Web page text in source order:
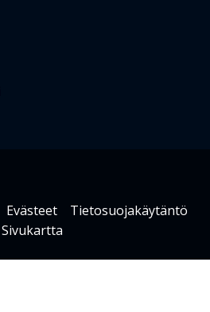
Evästeet
Tietosuojakäytäntö
Sivukartta